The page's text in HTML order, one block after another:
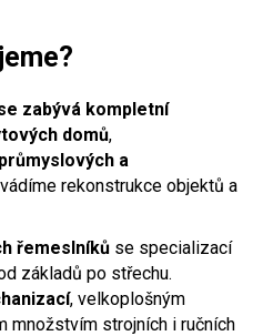
zabývá kompletní
domů,
a
rekonstrukce objektů a
řemeslníků se specializací
základů po střechu.
, velkoplošným
množstvím strojních i ručních